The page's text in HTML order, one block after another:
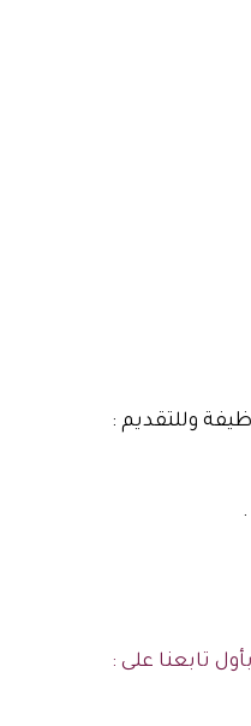
وللتقديم :
تابعنا على :